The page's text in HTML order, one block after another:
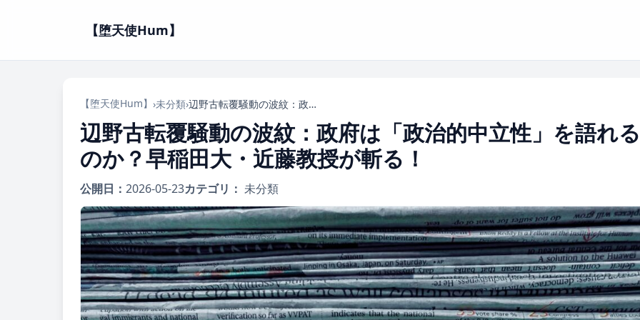
【堕天使Hum】
【堕天使Hum】 ›未分類› 辺野古転覆騒動の波紋：政府は「政治的中立性」を語れるのか？早稲田大・近藤教授が斬る！
辺野古転覆騒動の波紋：政府は「政治的中立性」を語れる
のか？早稲田大・近藤教授が斬る！
公開日： 2026-05-23カテゴリ： 未分類